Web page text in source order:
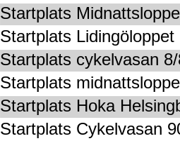
Startplats
Startplats Lidingöloppet
Startplats cykelvasan
Startplats
Startplats Hoka
Startplats Cykelvasan